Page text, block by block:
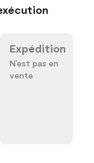
Expédition
N’est pas en
vente